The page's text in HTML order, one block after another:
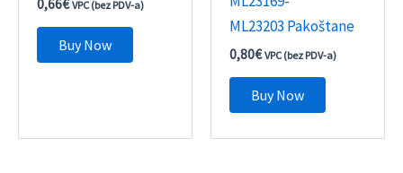
0,66€ VPC (bez PDV-a)
Buy Now
ML23203 Pakoštane
0,80€ VPC (bez PDV-a)
Buy Now